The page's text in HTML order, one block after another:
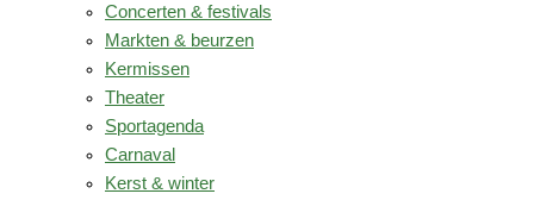
Concerten & festivals
Markten & beurzen
Kermissen
Theater
Sportagenda
Carnaval
Kerst & winter